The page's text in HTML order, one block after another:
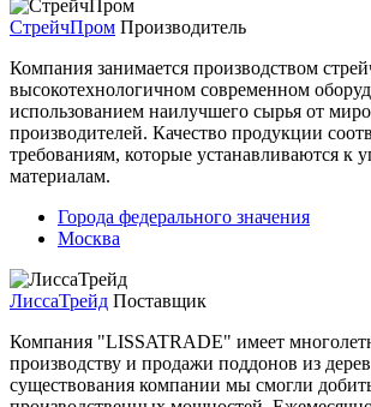
СтрейчПром Производитель
Компания занимается производством
высокотехнологичном современном
использованием наилучшего сырья от
производителей. Качество продукции
требованиям, которые устанавливаются к
материалам.
Города федерального значения
Москва
ЛиссаТрейд Поставщик
Компания "LISSATRADE" имеет
производству и продажи поддонов из
существования компании мы смогли